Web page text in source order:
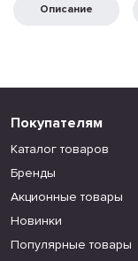
Описание
Покупателям
Каталог товаров
Бренды
Акционные товары
Новинки
Популярные товары